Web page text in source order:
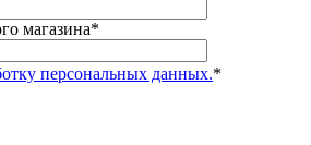
магазина*
персональных данных.*